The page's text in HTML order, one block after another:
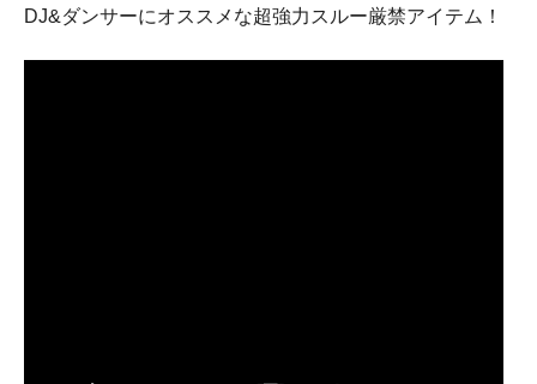
DJ&ダンサーにオススメな超強力スルー厳禁アイテム！